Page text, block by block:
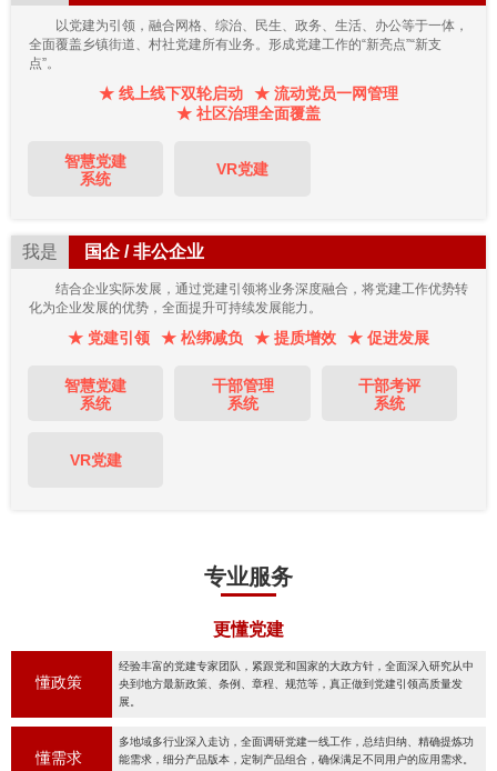
以党建为引领，融合网格、综治、民生、政务、生活、办公等于一体，
全面覆盖乡镇街道、村社党建所有业务。形成党建工作的“新亮点”“新支
点”。
★ 线上线下双轮启动
★ 流动党员一网管理
★ 社区治理全面覆盖
智慧党建
系统
VR党建
我是 国企 / 非公企业
结合企业实际发展，通过党建引领将业务深度融合，将党建工作优势转
化为企业发展的优势，全面提升可持续发展能力。
★ 党建引领 ★ 松绑减负 ★ 提质增效 ★ 促进发展
智慧党建
系统
干部管理
系统
干部考评
系统
VR党建
专业服务
更懂党建
懂政策
经验丰富的党建专家团队，紧跟党和国家的大政方针，全面深入研究从中
央到地方最新政策、条例、章程、规范等，真正做到党建引领高质量发
展。
懂需求
多地域多行业深入走访，全面调研党建一线工作，总结归纳、精确提炼功
能需求，细分产品版本，定制产品组合，确保满足不同用户的应用需求。